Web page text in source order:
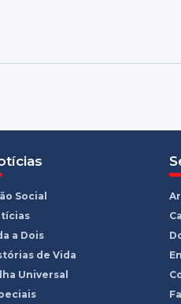
Social
a Dois
de Vida
Universal